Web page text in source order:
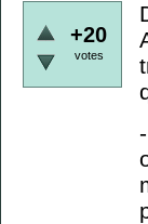
+20
votes